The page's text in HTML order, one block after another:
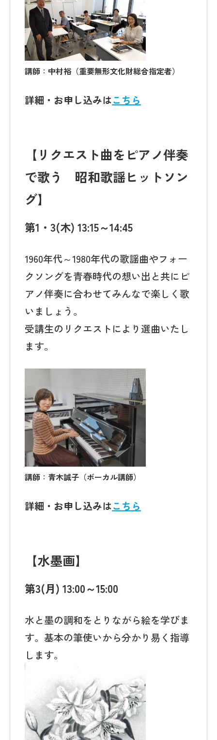
講師 ： 中村裕（重要無形文化財総合指定者）
詳細・お申し込みはこちら
【リクエスト曲をピアノ伴奏
で歌う 昭和歌謡ヒットソン
グ】
第1・3(木) 13:15～14:45
1960年代～1980年代の歌謡曲やフォー
クソングを青春時代の想い出と共にピ
アノ伴奏に合わせてみんなで楽しく歌
いましょう。
受講生のリクエストにより選曲いたし
ます。
講師 ： 青木誠子（ボーカル講師）
詳細・お申し込みはこちら
【水墨画】
第3(月) 13:00～15:00
水と墨の調和をとりながら絵を学びま
す。基本の筆使いから分かり易く指導
します。